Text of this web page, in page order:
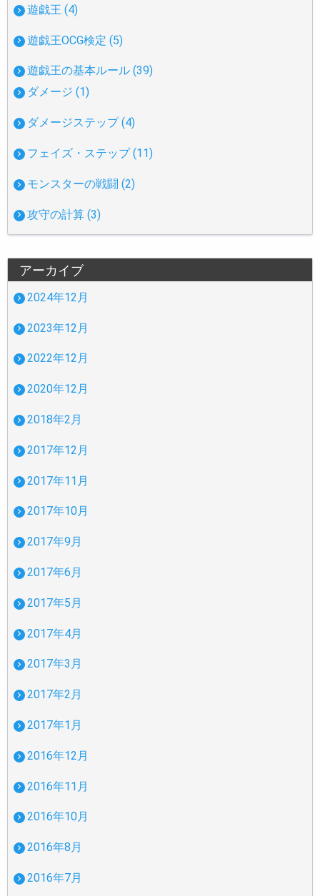
遊戯王 (4)
遊戯王OCG検定 (5)
遊戯王の基本ルール (39)
ダメージ (1)
ダメージステップ (4)
フェイズ・ステップ (11)
モンスターの戦闘 (2)
攻守の計算 (3)
アーカイブ
2024年12月
2023年12月
2022年12月
2020年12月
2018年2月
2017年12月
2017年11月
2017年10月
2017年9月
2017年6月
2017年5月
2017年4月
2017年3月
2017年2月
2017年1月
2016年12月
2016年11月
2016年10月
2016年8月
2016年7月